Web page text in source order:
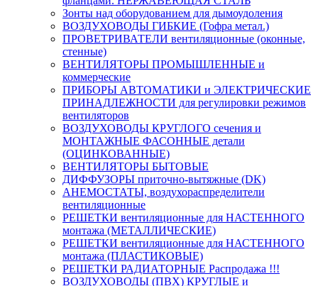
Зонты над оборудованием для дымоудоления
ВОЗДУХОВОДЫ ГИБКИЕ (Гофра метал.)
ПРОВЕТРИВАТЕЛИ вентиляционные (оконные,
стенные)
ВЕНТИЛЯТОРЫ ПРОМЫШЛЕННЫЕ и
коммерческие
ПРИБОРЫ АВТОМАТИКИ и ЭЛЕКТРИЧЕСКИЕ
ПРИНАДЛЕЖНОСТИ для регулировки режимов
вентиляторов
ВОЗДУХОВОДЫ КРУГЛОГО сечения и
МОНТАЖНЫЕ ФАСОННЫЕ детали
(ОЦИНКОВАННЫЕ)
ВЕНТИЛЯТОРЫ БЫТОВЫЕ
ДИФФУЗОРЫ приточно-вытяжные (DK)
АНЕМОСТАТЫ, воздухораспределители
вентиляционные
РЕШЕТКИ вентиляционные для НАСТЕННОГО
монтажа (МЕТАЛЛИЧЕСКИЕ)
РЕШЕТКИ вентиляционные для НАСТЕННОГО
монтажа (ПЛАСТИКОВЫЕ)
РЕШЕТКИ РАДИАТОРНЫЕ Распродажа !!!
ВОЗДУХОВОДЫ (ПВХ) КРУГЛЫЕ и